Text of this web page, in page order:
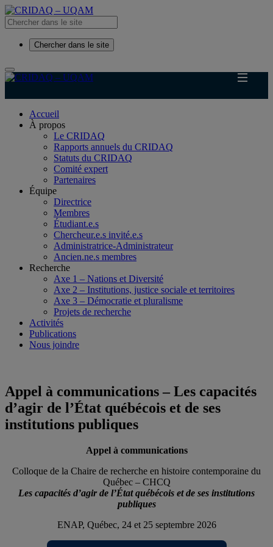
Chercher dans le site
Accueil
À propos
Le CRIDAQ
Rapports annuels du CRIDAQ
Statuts du CRIDAQ
Comité expert
Partenaires
Équipe
Directrice
Membres
Étudiant.e.s
Chercheur.e.s invité.e.s
Administratrice-Administrateur
Ancien.ne.s membres
Recherche
Axe 1 – Nations et Diversité
Axe 2 – Institutions, justice sociale et territoires
Axe 3 – Démocratie et pluralisme
Projets de recherche
Activités
Publications
Nous joindre
Appel à communications – Les capacités
d’agir de l’État québécois et de ses
institutions publiques
Appel à communications
Colloque de la Chaire de recherche en histoire contemporaine du
Québec – CHCQ
Les capacités d’agir de l’État québécois et de ses institutions
publiques
ENAP, Québec, 24 et 25 septembre 2026